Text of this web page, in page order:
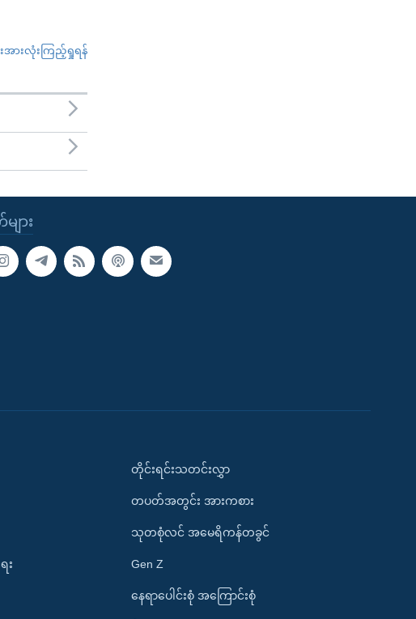
အားလုံးကြည့်ရှုရန်
ား
း
တိုင်းရင်းသတင်းလွှာ
တပတ်အတွင်း အားကစား
သုတစုံလင် အမေရိကန်တခွင်
Gen Z
နေရာပေါင်းစုံ အကြောင်းစုံ